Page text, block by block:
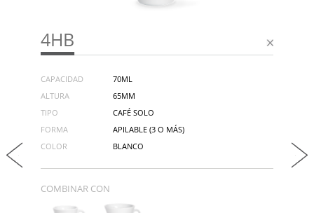
4HB
CAPACIDAD
70ML
ALTURA
65MM
TIPO
CAFÉ SOLO
FORMA
APILABLE (3 O MÁS)
COLOR
BLANCO
COMBINAR CON